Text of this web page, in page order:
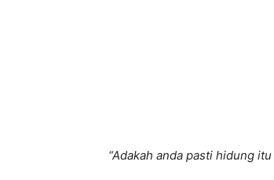
“Adakah anda pasti hidung